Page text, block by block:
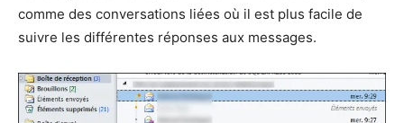
comme des conversations liées où il est plus facile de
suivre les différentes réponses aux messages.